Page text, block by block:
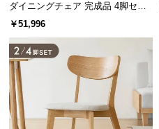
ダイニングチェア 完成品 4脚セッ
ト
￥51,996